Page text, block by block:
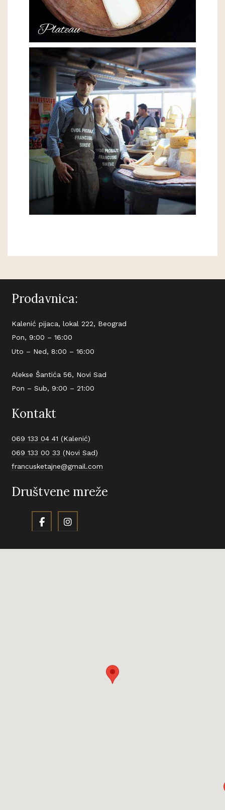
Prodavnica:
Kalenić pijaca, lokal 222, Beograd
Pon, 9:00 – 16:00
Uto – Ned, 8:00 – 16:00
Alekse Šantića 56, Novi Sad
Pon – Sub, 9:00 – 21:00
Kontakt
069 133 04 41 (Kalenić)
069 133 00 33 (Novi Sad)
francusketajne@gmail.com
Društvene mreže